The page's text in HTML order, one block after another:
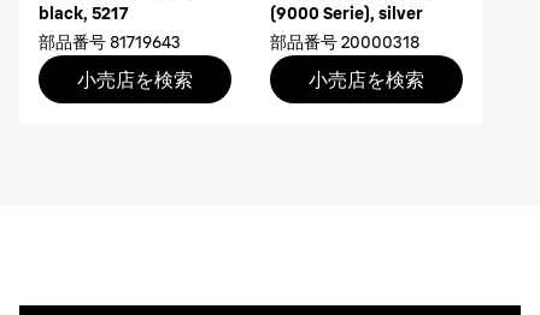
black, 5217
部品番号81719643
小売店を検索
(9000 Serie), silver
部品番号20000318
小売店を検索